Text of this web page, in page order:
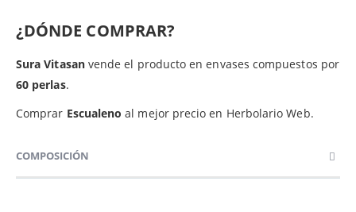
¿DÓNDE COMPRAR?
Sura Vitasanvende el producto en envases compuestos por
60 perlas.
Comprar Escualenoal mejor precio en Herbolario Web.
COMPOSICIÓN